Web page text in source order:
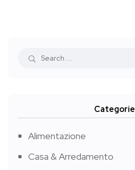
Categorie
Alimentazione
Casa & Arredamento